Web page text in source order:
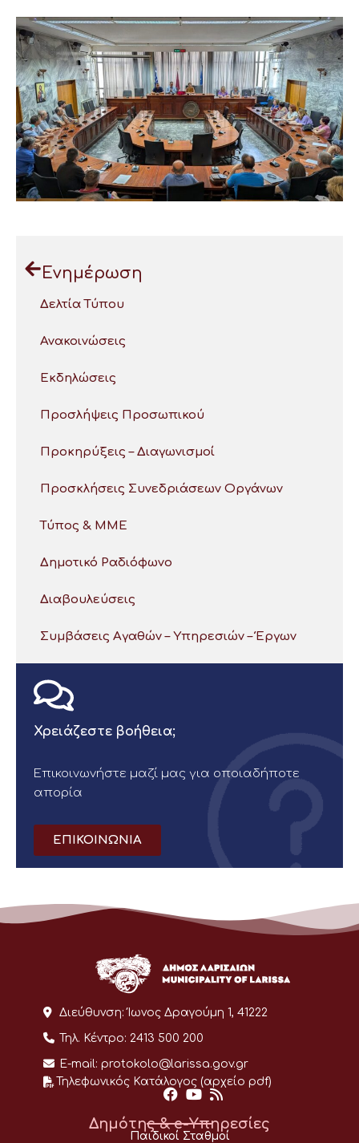
Ενημέρωση
Δελτία Τύπου
Ανακοινώσεις
Εκδηλώσεις
Προσλήψεις Προσωπικού
Προκηρύξεις – Διαγωνισμοί
Προσκλήσεις Συνεδριάσεων Οργάνων
Τύπος & ΜΜΕ
Δημοτικό Ραδιόφωνο
Διαβουλεύσεις
Συμβάσεις Αγαθών – Υπηρεσιών – Έργων
Χρειάζεστε βοήθεια;
Επικοινωνήστε μαζί μας για οποιαδήποτε
απορία
ΕΠΙΚΟΙΝΩΝΙΑ
Διεύθυνση: Ίωνος Δραγούμη 1, 41222
Τηλ. Κέντρο: 2413 500 200
E-mail: protokolo@larissa.gov.gr
Τηλεφωνικός Κατάλογος (αρχείο pdf)
Δημότης & e-Υπηρεσίες
Παιδικοί Σταθμοί